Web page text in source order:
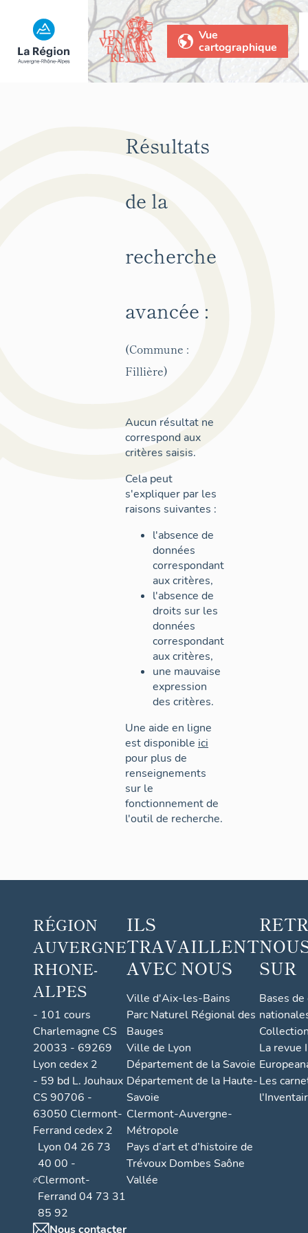
Vue
cartographique
Résultats
de la
recherche
avancée :
(Commune :
Fillière)
Aucun résultat ne
correspond aux
critères saisis.
Cela peut
s'expliquer par les
raisons suivantes :
l'absence de
données
correspondant
aux critères,
l'absence de
droits sur les
données
correspondant
aux critères,
une mauvaise
expression
des critères.
Une aide en ligne
est disponible ici
pour plus de
renseignements
sur le
fonctionnement de
l'outil de recherche.
RÉGION
AUVERGNE
RHONE-
ALPES
- 101 cours
Charlemagne CS
20033 - 69269
Lyon cedex 2
- 59 bd L. Jouhaux
CS 90706 -
63050 Clermont-
Ferrand cedex 2
Lyon 04 26 73
40 00 -
Clermont-
Ferrand 04 73 31
85 92
Nous contacter
ILS
TRAVAILLENT
AVEC NOUS
Ville d'Aix-les-Bains
Parc Naturel Régional des
Bauges
Ville de Lyon
Département de la Savoie
Département de la Haute-
Savoie
Clermont-Auvergne-
Métropole
Pays d’art et d’histoire de
Trévoux Dombes Saône
Vallée
SUR
Bases
La revue
Les